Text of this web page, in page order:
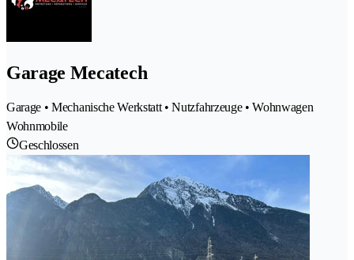
Garage Mecatech
Garage • Mechanische Werkstatt • Nutzfahrzeuge • Wohnwagen
Wohnmobile
Geschlossen